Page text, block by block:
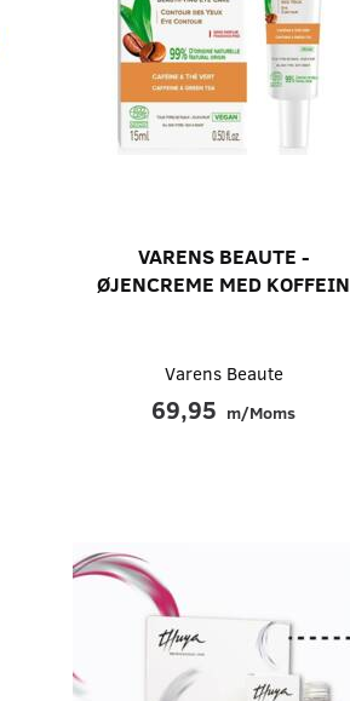
VARENS BEAUTE -
ØJENCREME MED KOFFEIN
Varens Beaute
69,95 m/Moms